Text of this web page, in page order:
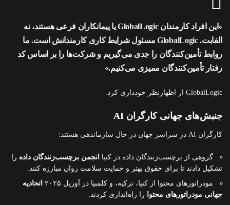
«این افراد کارمندان GlobalLogic یا پیمانکاران فرعی هستند، نه
الفابت. GlobalLogic مسئول شرایط کاری کارمندانش است. ما
روابط تأمین‌کنندگان را جدی می‌گیریم و شرکت‌ها را بر اساس کد
رفتار تأمین‌کنندگان ممیزی می‌کنیم.»
GlobalLogic از اظهارنظر خودداری کرد.
جنبش‌های جهانی کارگران AI
کارگران AI در سراسر جهان در حال سازماندهی هستند:
گروهی از برچسب‌زنندگان داده در کنیا انجمن برچسب‌زنندگان داده را
تشکیل دادند تا برای حقوق بهتر و حمایت سلامت روان مبارزه کنند.
مودراتورهای محتوا از کنیا، ترکیه، و کلمبیا در آوریل ۲۰۲۵
اتحادیه
جهانی مودراتورهای محتوا
را راه‌اندازی کردند.